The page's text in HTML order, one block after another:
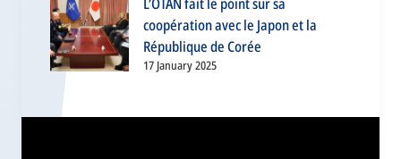
coopération avec le Japon et la
République de Corée
17 January 2025